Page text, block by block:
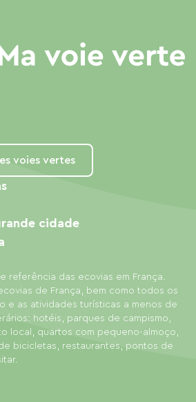
voies vertes
referência das ecovias em França.
de França, bem como todos os
e as atividades turísticas a menos de
hotéis, parques de campismo,
local, quartos com pequeno-almoço,
bicicletas, restaurantes, pontos de
cidade